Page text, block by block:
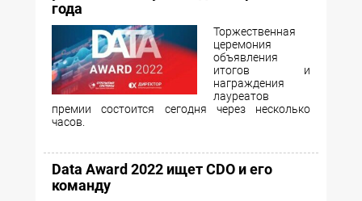
года
Торжественная
церемония
объявления
итогов и
награждения
лауреатов
премии состоится сегодня через несколько
часов.
Data Award 2022 ищет CDO и его
команду